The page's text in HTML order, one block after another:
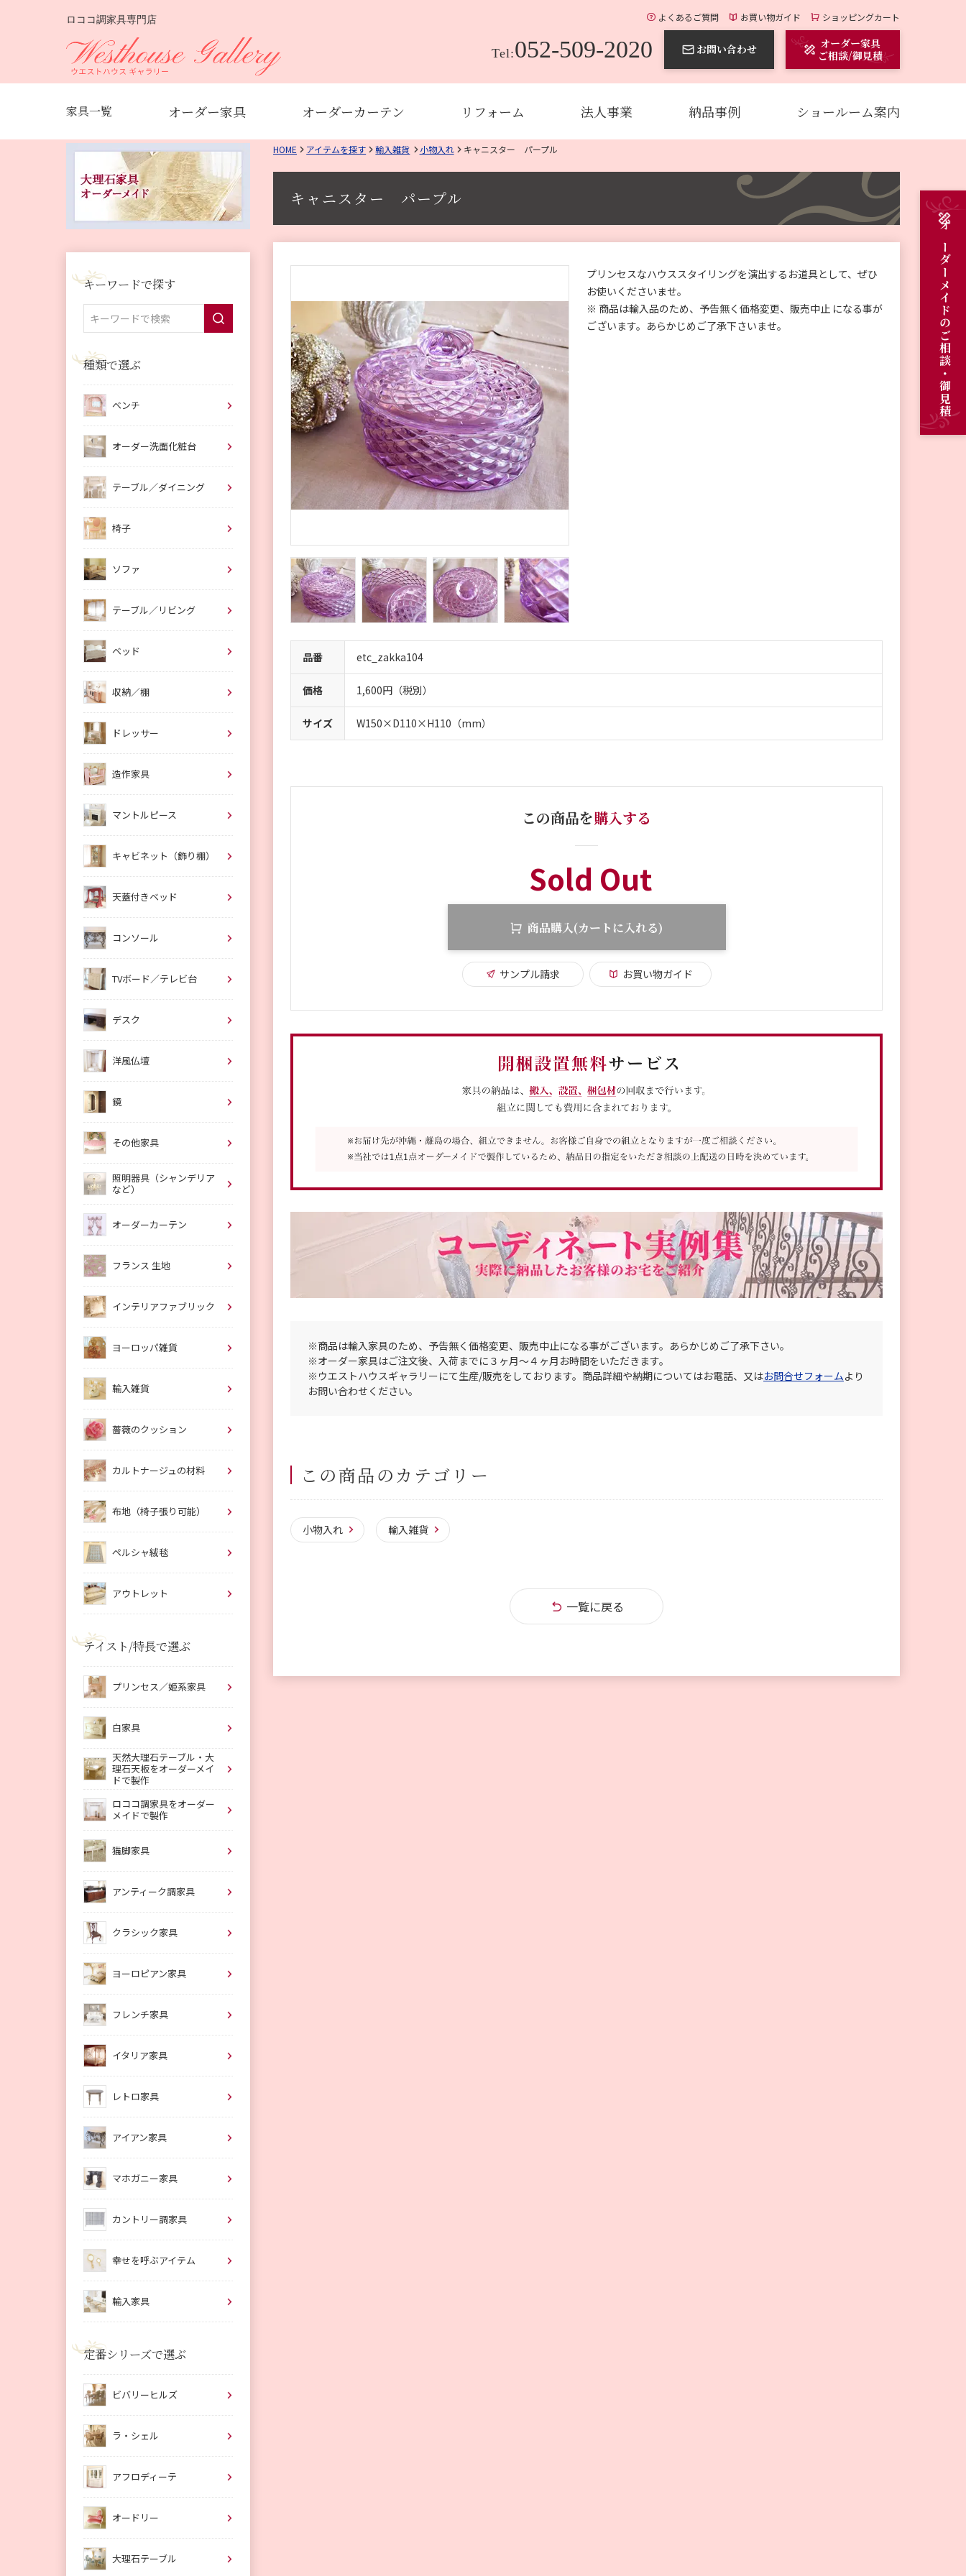
よくあるご質問 お買い物ガイド ショッピングカート
ロココ調家具専門店
Tel:052-509-2020 お問い合わせ
オーダー家具
ご相談/御見積
家具一覧 オーダー家具 オーダーカーテン リフォーム 法人事業 納品事例 ショールーム案内
オーダーメイドのご相談・御見積
HOME アイテムを探す 輸入雑貨 小物入れ キャニスター パープル
キャニスター パープル
プリンセスなハウススタイリングを演出するお道具として、ぜひ
お使いくださいませ。
※ 商品は輸入品のため、予告無く価格変更、販売中止 になる事が
ございます。あらかじめご了承下さいませ。
品番 etc_zakka104
価格 1,600円（税別）
サイズ W150×D110×H110（mm）
この商品を購入する
Sold Out
商品購入(カートに入れる)
サンプル請求 お買い物ガイド
※商品は輸入家具のため、予告無く価格変更、販売中止になる事がございます。あらかじめご了承下さい。
※オーダー家具はご注文後、入荷までに３ヶ月〜４ヶ月お時間をいただきます。
※ウエストハウスギャラリーにて生産/販売をしております。商品詳細や納期についてはお電話、又はお問合せフォームより
お問い合わせください。
この商品のカテゴリー
小物入れ 輸入雑貨
一覧に戻る
キーワードで探す
種類で選ぶ
ベンチ
オーダー洗面化粧台
テーブル／ダイニング
椅子
ソファ
テーブル／リビング
ベッド
収納／棚
ドレッサー
造作家具
マントルピース
キャビネット（飾り棚）
天蓋付きベッド
コンソール
TVボード／テレビ台
デスク
洋風仏壇
鏡
その他家具
照明器具（シャンデリア
など）
オーダーカーテン
フランス 生地
インテリアファブリック
ヨーロッパ雑貨
輸入雑貨
薔薇のクッション
カルトナージュの材料
布地（椅子張り可能）
ペルシャ絨毯
アウトレット
テイスト/特長で選ぶ
プリンセス／姫系家具
白家具
天然大理石テーブル・大
理石天板をオーダーメイ
ドで製作
ロココ調家具をオーダー
メイドで製作
猫脚家具
アンティーク調家具
クラシック家具
ヨーロピアン家具
フレンチ家具
イタリア家具
レトロ家具
アイアン家具
マホガニー家具
カントリー調家具
幸せを呼ぶアイテム
輸入家具
定番シリーズで選ぶ
ビバリーヒルズ
ラ・シェル
アフロディーテ
オードリー
大理石テーブル